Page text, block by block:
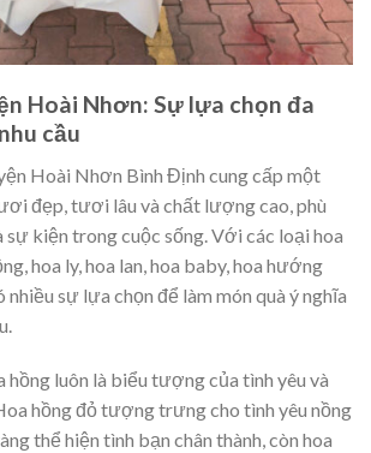
Hoài Nhơn: Sự lựa chọn đa
cầu
Hoài Nhơn Bình Định cung cấp một
đẹp, tươi lâu và chất lượng cao, phù
kiện trong cuộc sống. Với các loại hoa
hoa ly, hoa lan, hoa baby, hoa hướng
sự lựa chọn để làm món quà ý nghĩa
hồng luôn là biểu tượng của tình yêu và
hồng đỏ tượng trưng cho tình yêu nồng
thể hiện tình bạn chân thành, còn hoa